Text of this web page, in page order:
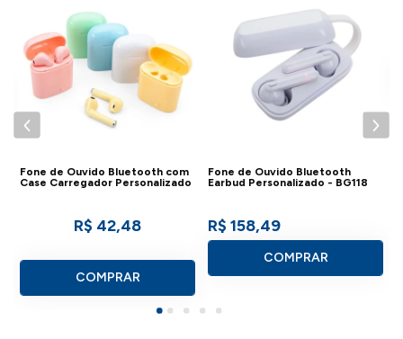
Fone de Ouvido Bluetooth com
Case Carregador Personalizado
R$ 42,48
COMPRAR
Fone de Ouvido Bluetooth
Earbud Personalizado - BG118
R$ 158,49
COMPRAR